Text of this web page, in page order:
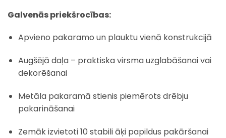
Galvenās priekšrocības:
Apvieno pakaramo un plauktu vienā konstrukcijā
Augšējā daļa – praktiska virsma uzglabāšanai vai
dekorēšanai
Metāla pakaramā stienis piemērots drēbju
pakarināšanai
Zemāk izvietoti 10 stabili āķi papildus pakāršanai